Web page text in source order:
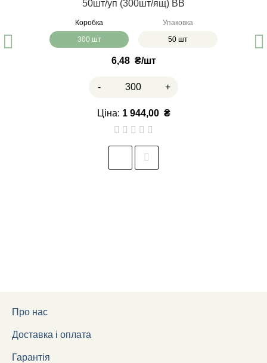
50шт/уп (300шт/ящ) ВВ
Коробка
300 шт
Упаковка
50 шт
6,48 ₴
- +
Ціна: 1 944,00 ₴
Про нас
Доставка і оплата
Гарантія